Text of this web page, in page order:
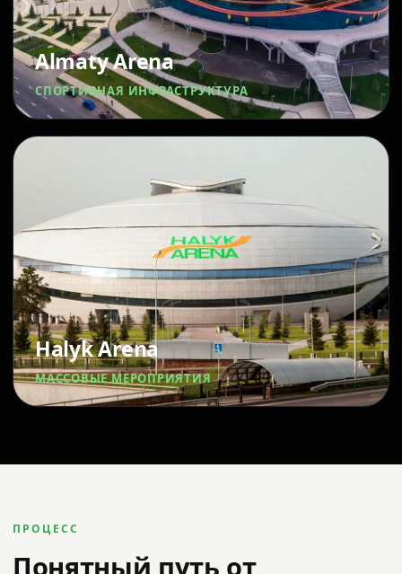
Almaty Arena
СПОРТИВНАЯ ИНФРАСТРУКТУРА
Halyk Arena
МАССОВЫЕ МЕРОПРИЯТИЯ
ПРОЦЕСС
Понятный путь от